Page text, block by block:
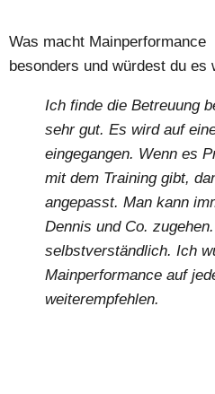
Was macht Mainperformance
besonders und würdest du es
Ich finde die Betreuung
sehr gut. Es wird auf
eingegangen. Wenn es
mit dem Training gibt,
angepasst. Man kann
Dennis und Co.
selbstverständlich. Ich
Mainperformance auf
weiterempfehlen.